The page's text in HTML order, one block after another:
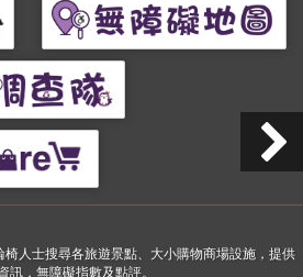
椅人士搜尋各旅遊景點、大小購物商場設施，提供
訊，無障礙指數及點評。